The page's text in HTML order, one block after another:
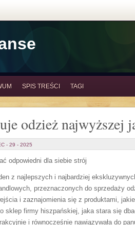
SPIS TREŚCI TAGI
odzież najwyższej
- 29 - 2025
odpowiedni dla siebie strój
z najlepszych i najbardziej
przeznaczonych do sprzedaży
i zaznajomienia się z produktami,
sklep firmy hiszpańskiej, jaka stara się
i równocześnie nawiązywała do